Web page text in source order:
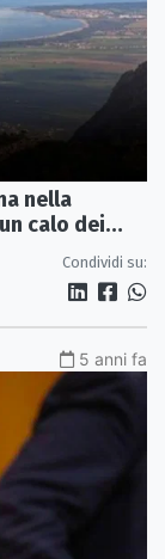
nella
calo dei
Condividi su:
5 anni fa